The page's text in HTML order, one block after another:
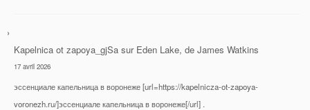
Kapelnica ot zapoya_gjSa sur Eden Lake, de James Watkins
17 avril 2026
эссенциале капельница в воронеже [url=https://kapelnicza-ot-zapoya-
voronezh.ru/]эссенциале капельница в воронеже[/url] .